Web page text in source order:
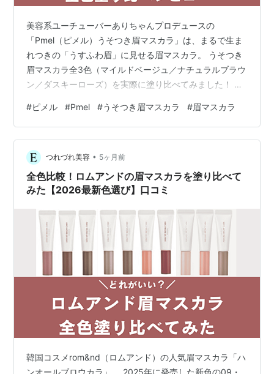
美容系ユーチューバーありちゃんプロデュースの
「Pmel（ピメル）うそつき眉マスカラ」は、まるで生ま
れつきの「うすふわ眉」に見せる眉マスカラ。 うそつき
眉マスカラ全3色（マイルドベージュ／ナチュラルブラウ
ン／ダスキーローズ）を実際に塗り比べてみました！ 黒
ね！ ＞＞ピメルうそつき眉マスカラ ピメルうそつき眉マ
スカラを口コミ【2026最新】 ピメルうそつき眉マスカラ
の色選び うそつき眉マスカラ全3色を実際に塗り比べて
みた【黒髪・暗髪・明るい髪】 マイルドベージュ ナチュ
ラルブラウン ダスキーローズ（限定色） まとめ ピメル
うそつき眉マスカラを口コミ…
#ピメル #Pmel #うそつき眉マスカラ #眉マスカラ
つれづれ美容 • 5ヶ月前
全色比較！ロムアンドの眉マスカラを塗り比べて
みた【2026最新色選び】口コミ
韓国コスメrom&nd（ロムアンド）の人気眉マスカラ「ハ
ンオールブロウカラ」。 2025年に発売した新色の09・